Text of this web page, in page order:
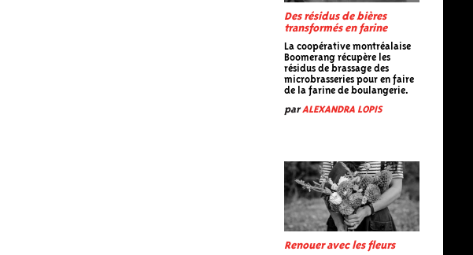
Des résidus de bières
transformés en farine
La coopérative montréalaise
Boomerang récupère les
résidus de brassage des
microbrasseries pour en faire
de la farine de boulangerie.
parALEXANDRA LOPIS
Renouer avec les fleurs